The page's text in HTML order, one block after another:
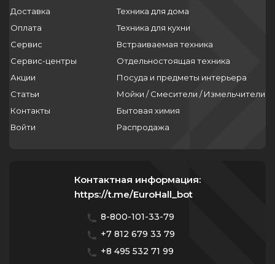
Доставка
Оплата
Сервис
Сервис-центры
Акции
Статьи
Контакты
Войти
Техника для дома
Техника для кухни
Встраиваемая техника
Отдельностоящая техника
Посуда и предметы интерьера
Мойки / Смесители / Измельчители
Бытовая химия
Распродажа
Контактная информация:
https://t.me/EuroHall_bot
8-800-101-33-79
+7 812 679 33 79
+8 495 532 71 99